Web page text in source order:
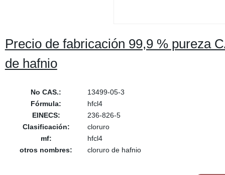
Precio de fabricación 99,9 % pureza
de hafnio
No CAS.:
13499-05-3
Fórmula:
hfcl4
EINECS:
236-826-5
Clasificación:
cloruro
mf:
hfcl4
otros nombres:
cloruro de hafnio